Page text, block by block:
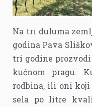
Na tri duluma
godina Pava
tri godine
kućnom pragu.
rodbina, ili oni koji
sela po litre